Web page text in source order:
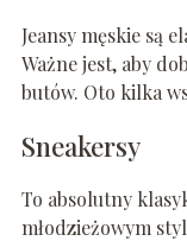
Jeansy męskie są
Ważne jest, aby
butów. Oto kilka
Sneakersy
To absolutny
młodzieżowym